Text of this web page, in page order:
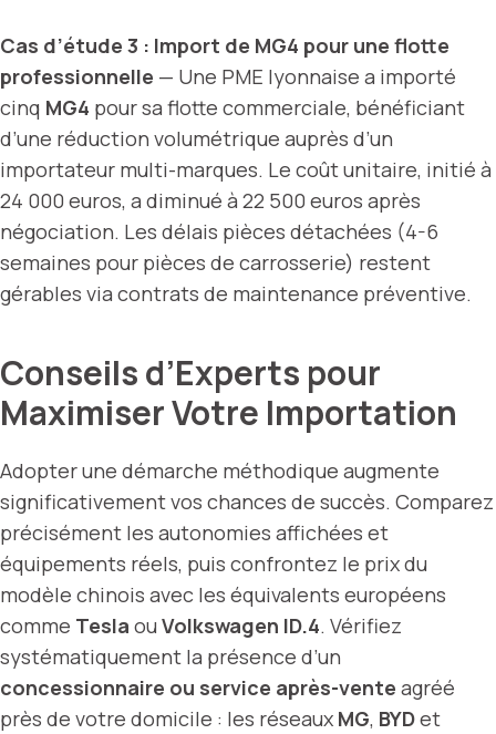
Cas d’étude 3 : Import de MG4 pour une flotte
professionnelle — Une PME lyonnaise a importé
cinq MG4 pour sa flotte commerciale, bénéficiant
d’une réduction volumétrique auprès d’un
importateur multi-marques. Le coût unitaire, initié à
24 000 euros, a diminué à 22 500 euros après
négociation. Les délais pièces détachées (4-6
semaines pour pièces de carrosserie) restent
gérables via contrats de maintenance préventive.
Conseils d’Experts pour
Maximiser Votre Importation
Adopter une démarche méthodique augmente
significativement vos chances de succès. Comparez
précisément les autonomies affichées et
équipements réels, puis confrontez le prix du
modèle chinois avec les équivalents européens
comme Tesla ou Volkswagen ID.4. Vérifiez
systématiquement la présence d’un
concessionnaire ou service après-vente agréé
près de votre domicile : les réseaux MG, BYDet